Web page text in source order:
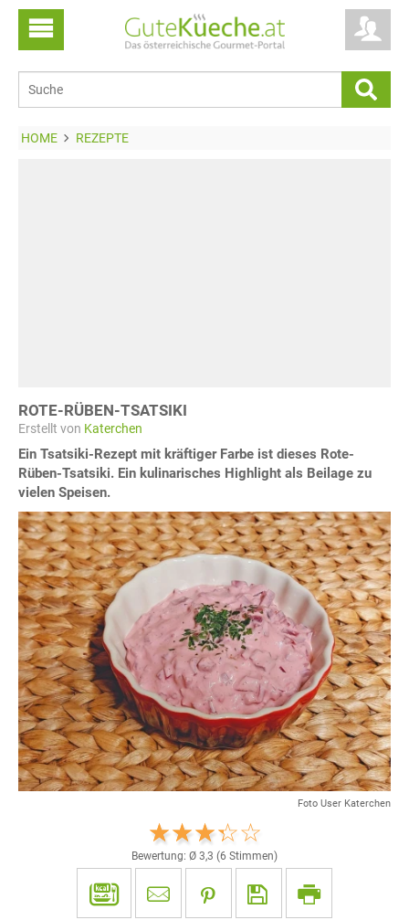
HOME REZEPTE
ROTE-RÜBEN-TSATSIKI
Erstellt von Katerchen
Ein Tsatsiki-Rezept mit kräftiger Farbe ist dieses Rote-
Rüben-Tsatsiki. Ein kulinarisches Highlight als Beilage zu
vielen Speisen.
Foto User Katerchen
Bewertung: Ø 3,3 (6 Stimmen)